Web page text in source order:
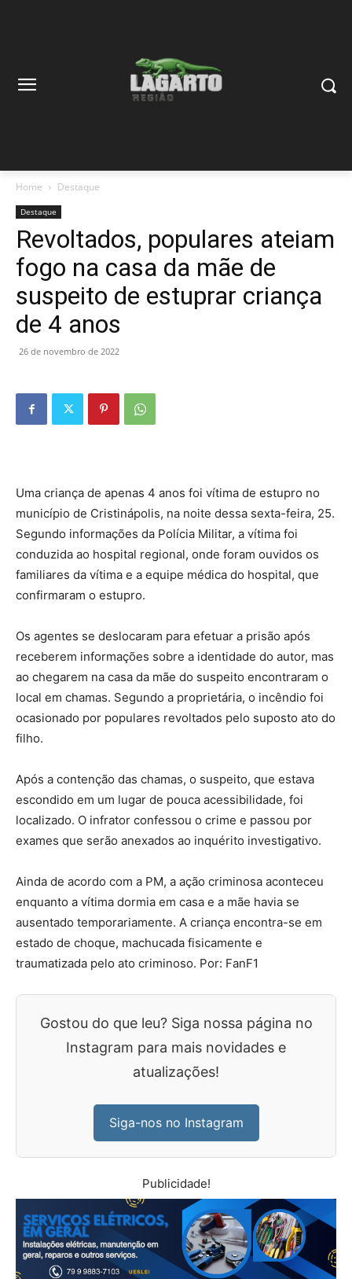
Home Destaque
Destaque
Revoltados, populares ateiam
fogo na casa da mãe de
suspeito de estuprar criança
de 4 anos
26 de novembro de 2022
Uma criança de apenas 4 anos foi vítima de estupro no
município de Cristinápolis, na noite dessa sexta-feira, 25.
Segundo informações da Polícia Militar, a vítima foi
conduzida ao hospital regional, onde foram ouvidos os
familiares da vítima e a equipe médica do hospital, que
confirmaram o estupro.
Os agentes se deslocaram para efetuar a prisão após
receberem informações sobre a identidade do autor, mas
ao chegarem na casa da mãe do suspeito encontraram o
local em chamas. Segundo a proprietária, o incêndio foi
ocasionado por populares revoltados pelo suposto ato do
filho.
Após a contenção das chamas, o suspeito, que estava
escondido em um lugar de pouca acessibilidade, foi
localizado. O infrator confessou o crime e passou por
exames que serão anexados ao inquérito investigativo.
Ainda de acordo com a PM, a ação criminosa aconteceu
enquanto a vítima dormia em casa e a mãe havia se
ausentado temporariamente. A criança encontra-se em
estado de choque, machucada fisicamente e
traumatizada pelo ato criminoso. Por: FanF1
Gostou do que leu? Siga nossa página no
Instagram para mais novidades e
atualizações!
Siga-nos no Instagram
Publicidade!